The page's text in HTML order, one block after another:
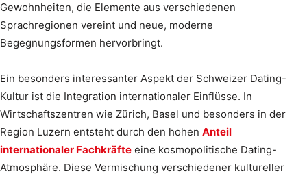
Gewohnheiten, die Elemente aus verschiedenen
Sprachregionen vereint und neue, moderne
Begegnungsformen hervorbringt.
Ein besonders interessanter Aspekt der Schweizer Dating-
Kultur ist die Integration internationaler Einflüsse. In
Wirtschaftszentren wie Zürich, Basel und besonders in der
Region Luzern entsteht durch den hohen Anteil
internationaler Fachkräfte eine kosmopolitische Dating-
Atmosphäre. Diese Vermischung verschiedener kultureller